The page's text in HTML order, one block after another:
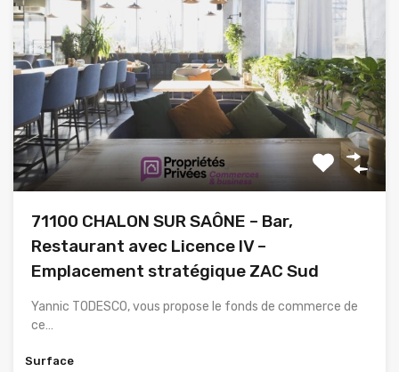
71100 CHALON SUR SAÔNE – Bar,
Restaurant avec Licence IV –
Emplacement stratégique ZAC Sud
Yannic TODESCO, vous propose le fonds de commerce de
ce…
Surface